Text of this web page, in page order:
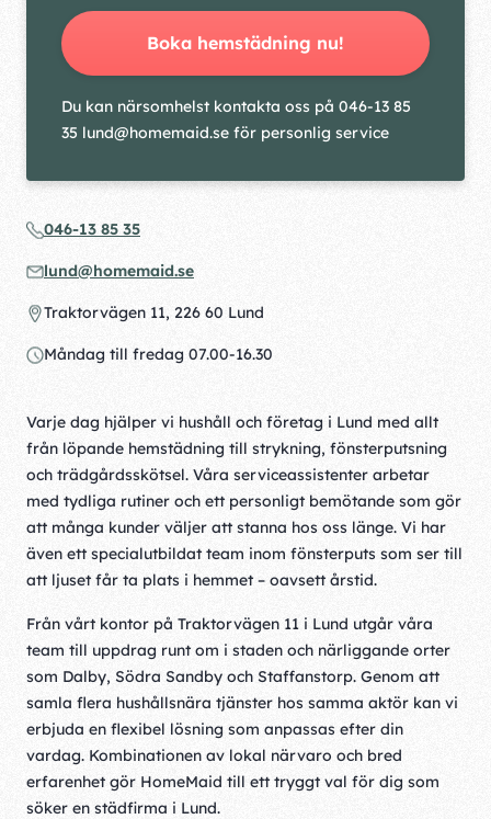
Varje dag hjälper vi hushåll och företag i Lund med allt
från löpande hemstädning till strykning, fönsterputsning
och trädgårdsskötsel. Våra serviceassistenter arbetar
med tydliga rutiner och ett personligt bemötande som gör
att många kunder väljer att stanna hos oss länge. Vi har
även ett specialutbildat team inom fönsterputs som ser till
att ljuset får ta plats i hemmet – oavsett årstid.
Från vårt kontor på Traktorvägen 11 i Lund utgår våra
team till uppdrag runt om i staden och närliggande orter
som Dalby, Södra Sandby och Staffanstorp. Genom att
samla flera hushållsnära tjänster hos samma aktör kan vi
erbjuda en flexibel lösning som anpassas efter din
vardag. Kombinationen av lokal närvaro och bred
erfarenhet gör HomeMaid till ett tryggt val för dig som
söker en städfirma i Lund.
Boka hemstädning nu!
Du kan närsomhelst kontakta oss på 046-13 85
35 lund@homemaid.se för personlig service
046-13 85 35
lund@homemaid.se
Traktorvägen 11, 226 60 Lund
Måndag till fredag 07.00-16.30